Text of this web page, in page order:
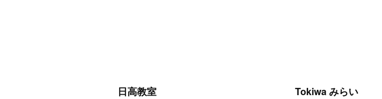
日高教室 Tokiwa みらい